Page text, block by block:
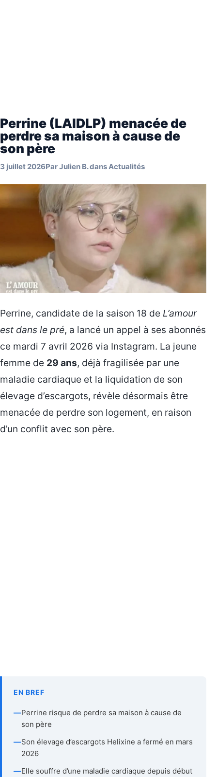
Perrine (LAIDLP) menacée de
perdre sa maison à cause de
son père
3 juillet 2026ParJulien B.dansActualités
Perrine, candidate de la saison 18 de L’amour
est dans le pré, a lancé un appel à ses abonnés
ce mardi 7 avril 2026 via Instagram. La jeune
femme de 29 ans, déjà fragilisée par une
maladie cardiaque et la liquidation de son
élevage d’escargots, révèle désormais être
menacée de perdre son logement, en raison
d’un conflit avec son père.
EN BREF
—Perrine risque de perdre sa maison à cause de
son père
—Son élevage d’escargots Helixine a fermé en mars
2026
—Elle souffre d’une maladie cardiaque depuis début